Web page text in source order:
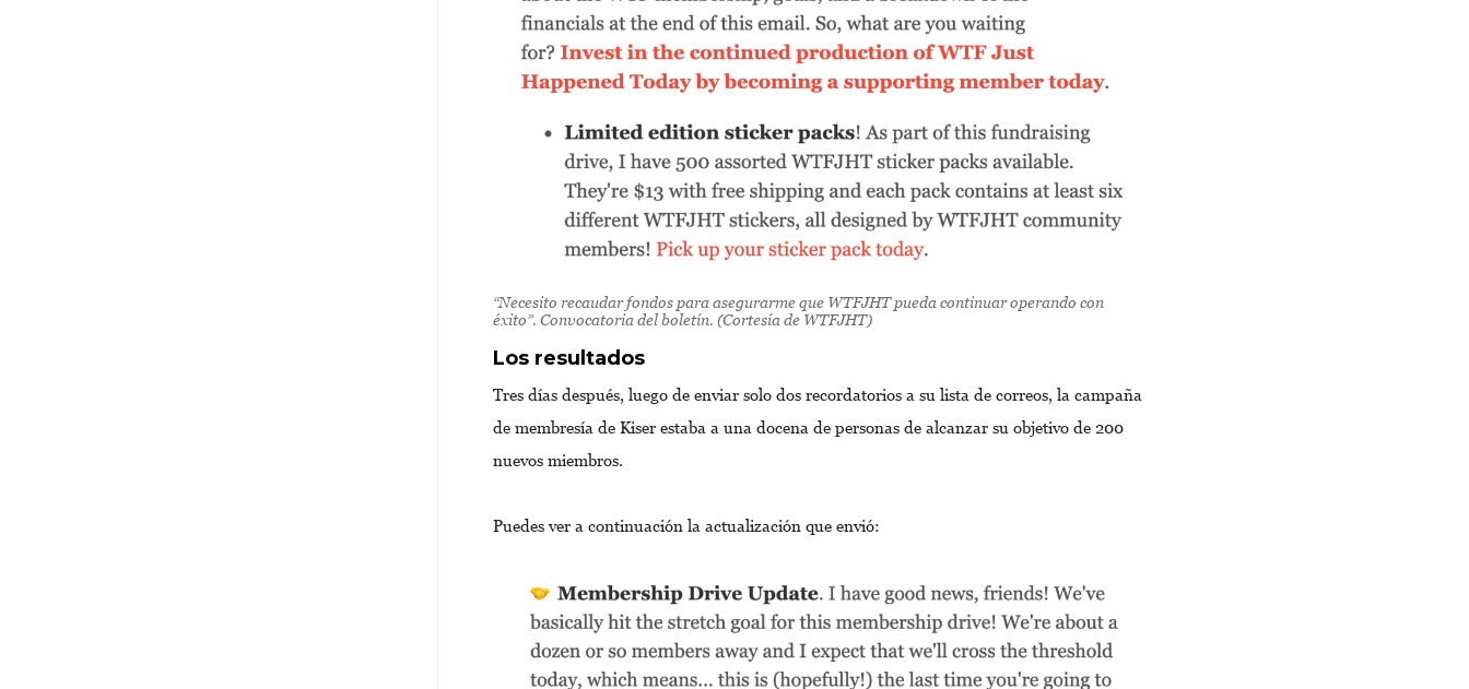
“Necesito recaudar fondos para asegurarme que WTFJHTpueda continuar operando con
éxito”. Convocatoria del boletín. (Cortesía de WTFJHT)
Los resultados
Tres días después, luego de enviar solo dos recordatorios a su lista de correos, la campaña
de membresía de Kiser estaba a una docena de personas de alcanzar su objetivo de 200
nuevos miembros.
Puedes ver a continuación la actualización que envió: